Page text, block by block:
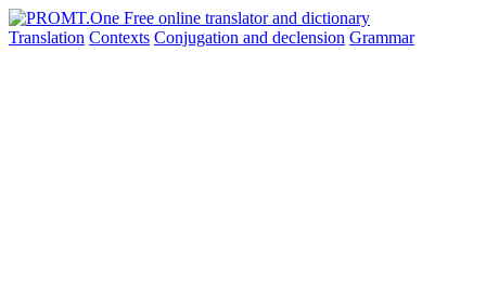
Translation Contexts Conjugation and declension Grammar